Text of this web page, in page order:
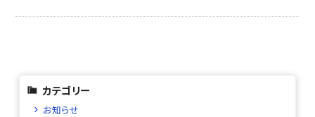
カテゴリー
お知らせ